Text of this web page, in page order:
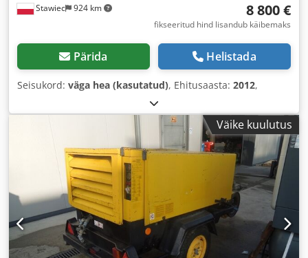
Stawiec 924 km 8 800 €
fikseeritud hind lisandub käibemaks
Pärida Helistada
Seisukord: väga hea (kasutatud), Ehitusaasta: 2012,
Väike kuulutus